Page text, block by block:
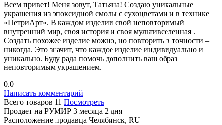
Всем привет! Меня зовут, Татьяна! Создаю уникальные
украшения из эпоксидной смолы с сухоцветами и в технике
«ПетриАрт». В каждом изделии свой неповторимый
внутренний мир, своя история и своя мультивселенная .
Создать похожее изделие можно, но повторить в точности –
никогда. Это значит, что каждое изделие индивидуально и
уникально. Буду рада помочь дополнить ваш образ
неповторимым украшением.
0.0
Написать комментарий
Всего товаров 11 Посмотреть
Продает на РУМИР 3 месяца 2 дня
Расположение продавца Челябинск, RU